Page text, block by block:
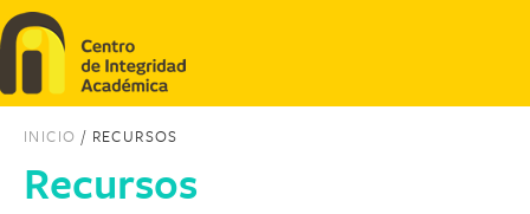
Pasar al contenido principal
INICIO / RECURSOS
Recursos